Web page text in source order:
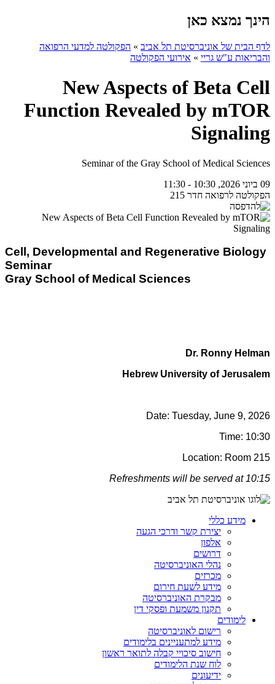
הינך נמצא כאן
לדף הבית של אוניברסיטת תל אביב » הפקולטה למדעי הרפואה
והבריאות ע"ש גריי » אירועי הפקולטה
New Aspects of Beta Cell
Function Revealed by mTOR
Signaling
Seminar of the Gray School of Medical Sciences
09 ביוני 2026, 10:30 - 11:30
הפקולטה לרפואה חדר 215
Cell, Developmental and Regenerative Biology
Seminar
Gray School of Medical Sciences
Dr. Ronny Helman
Hebrew University of Jerusalem
Date: Tuesday, June 9, 2026
Time: 10:30
Location: Room 215
Refreshments will be served at 10:15
מידע כללי
יצירת קשר ודרכי הגעה
אלפון
דרושים
נהלי האוניברסיטה
מכרזים
מידע לשעת חירום
מבקרת האוניברסיטה
תקנון משמעת ופסקי דין
לימודים
רישום לאוניברסיטה
מידע למתעניינים בלימודים
חישוב סיכויי קבלה לתואר ראשון
לוח שנת הלימודים
ידיעונים